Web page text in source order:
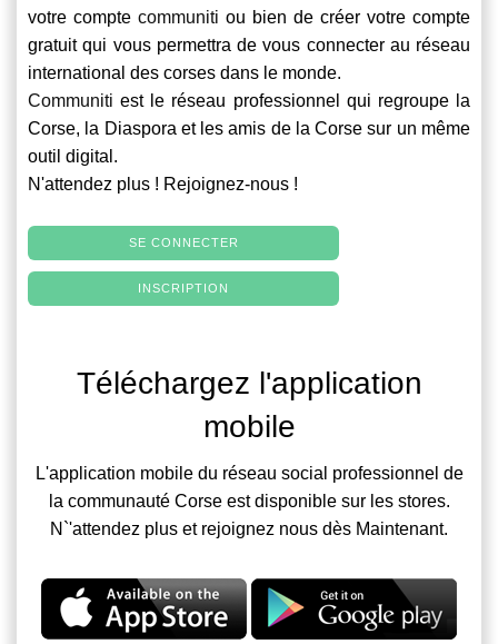
votre compte communiti ou bien de créer votre compte
gratuit qui vous permettra de vous connecter au réseau
international des corses dans le monde.
Communiti est le réseau professionnel qui regroupe la
Corse, la Diaspora et les amis de la Corse sur un même
outil digital.
N'attendez plus ! Rejoignez-nous !
SE CONNECTER
INSCRIPTION
Téléchargez l'application
mobile
L'application mobile du réseau social professionnel de
la communauté Corse est disponible sur les stores.
N`'attendez plus et rejoignez nous dès Maintenant.